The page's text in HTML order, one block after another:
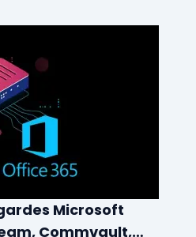
Microsoft
Commvault,